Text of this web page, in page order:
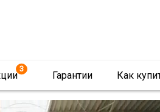
3
Гарантии Как